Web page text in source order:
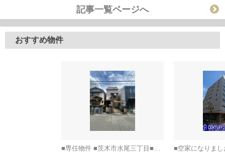
記事一覧ページへ
おすすめ物件
■専任物件 ■茨木市水尾三丁目■建築条件なし土地